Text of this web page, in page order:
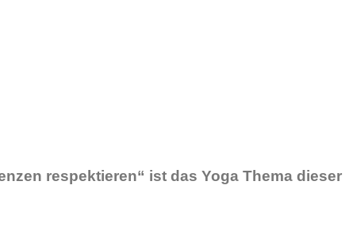
respektieren“ ist das Yoga Thema dieser